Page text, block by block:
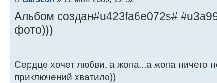
Альбом создан#u423fa6e072s#
фото)))
Сердце хочет любви, а жопа...а жопа ничего
приключений хватило))